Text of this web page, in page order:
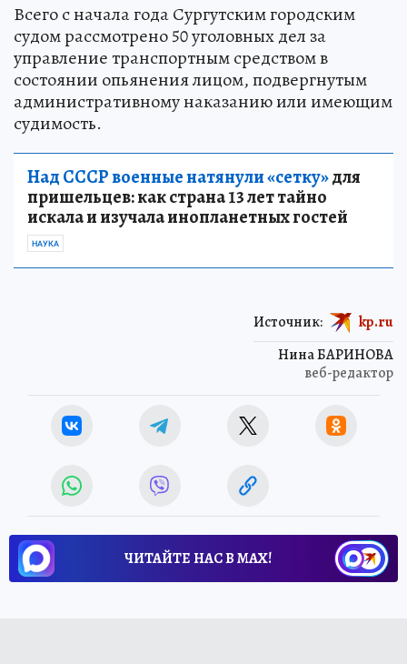
Всего с начала года Сургутским городским
судом рассмотрено 50 уголовных дел за
управление транспортным средством в
состоянии опьянения лицом, подвергнутым
административному наказанию или имеющим
судимость.
Над СССР военные натянули «сетку»для
пришельцев: как страна 13 лет тайно
искала и изучала инопланетных гостей
НАУКА
Нина БАРИНОВА
веб-редактор
Источник: kp.ru
ЧИТАЙТЕ НАС В МАХ!